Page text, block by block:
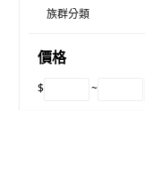
族群分類
價格
$ ~